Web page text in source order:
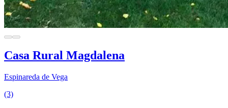
Casa Rural Magdalena
Espinareda de Vega
(3)